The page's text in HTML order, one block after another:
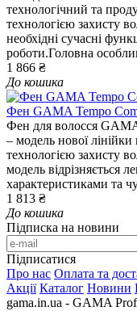
технологічний та
технологією захисту
необхідні сучасні
роботи.Головна
1 866 ₴
До кошика
Фен GAMA Tempo
Фен для волосся
– модель нової
технологією захисту
модель відрізняється
характеристиками та
1 813 ₴
До кошика
Підписка на новини
Підписатися
Про нас Оплата та
Акції Каталог Новини
gama.in.ua - GAMA